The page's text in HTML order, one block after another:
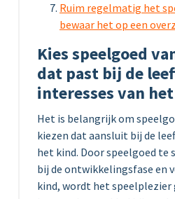
Ruim regelmatig het
bewaar het op een
Kies speelgoed
dat past bij de
interesses van
Het is belangrijk om
kiezen dat aansluit bij de
het kind. Door speelgoed te
bij de ontwikkelingsfase en
kind, wordt het speelplezier